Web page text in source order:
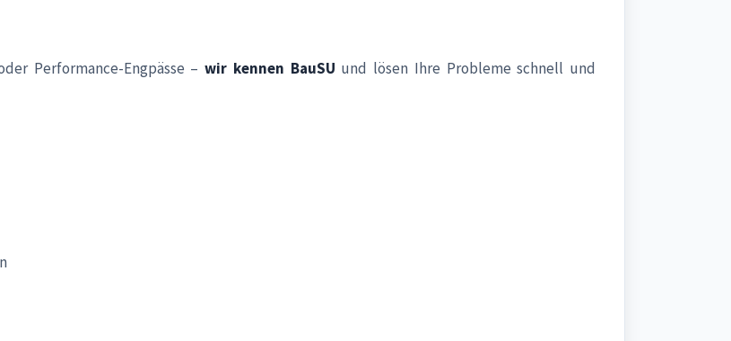
Performance-Engpässe –wir kennen BauSU und lösen Ihre Probleme schnell und